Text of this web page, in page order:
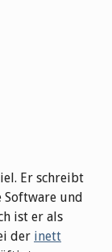
Er schreibt
und
ist er als
der inett